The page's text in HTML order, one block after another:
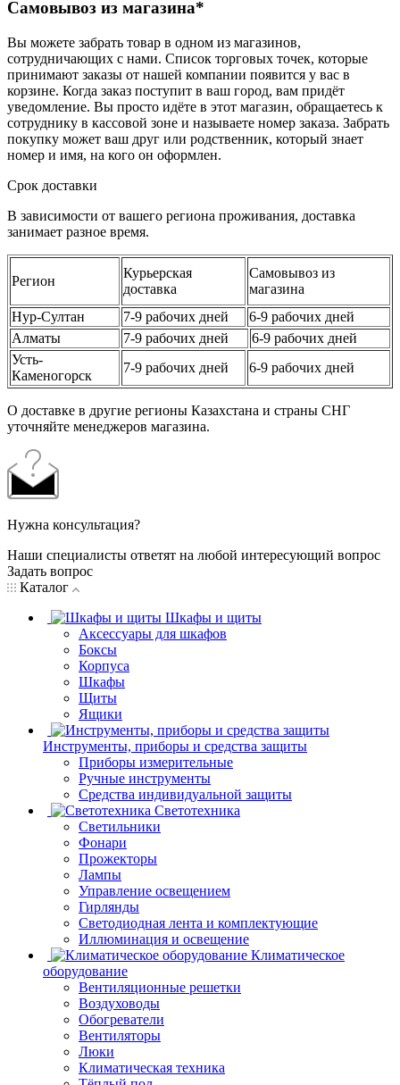
Самовывоз из магазина*
Вы можете забрать товар в одном из магазинов,
сотрудничающих с нами. Список торговых точек, которые
принимают заказы от нашей компании появится у вас в
корзине. Когда заказ поступит в ваш город, вам придёт
уведомление. Вы просто идёте в этот магазин, обращаетесь к
сотруднику в кассовой зоне и называете номер заказа. Забрать
покупку может ваш друг или родственник, который знает
номер и имя, на кого он оформлен.
Срок доставки
В зависимости от вашего региона проживания, доставка
занимает разное время.
Регион
Курьерская
доставка
Самовывоз из
магазина
Нур-Султан
7-9 рабочих дней
6-9 рабочих дней
Алматы
7-9 рабочих дней
6-9 рабочих дней
Усть-
Каменогорск
7-9 рабочих дней 6-9 рабочих дней
О доставке в другие регионы Казахстана и страны СНГ
уточняйте менеджеров магазина.
Нужна консультация?
Наши специалисты ответят на любой интересующий вопрос
Задать вопрос
Каталог
Шкафы и щиты
Аксессуары для шкафов
Боксы
Корпуса
Шкафы
Щиты
Ящики
Инструменты, приборы и средства защиты
Приборы измерительные
Ручные инструменты
Средства индивидуальной защиты
Светотехника
Светильники
Фонари
Прожекторы
Лампы
Управление освещением
Гирлянды
Светодиодная лента и комплектующие
Иллюминация и освещение
Климатическое
оборудование
Вентиляционные решетки
Воздуховоды
Обогреватели
Вентиляторы
Люки
Климатическая техника